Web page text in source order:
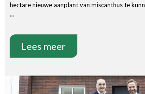
hectare nieuwe aanplant van miscanthus te
...
Lees meer